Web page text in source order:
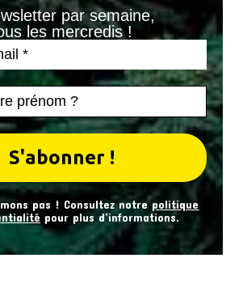
par semaine,
les mercredis !
pas ! Consultez notrepolitique
pour plus d’informations.